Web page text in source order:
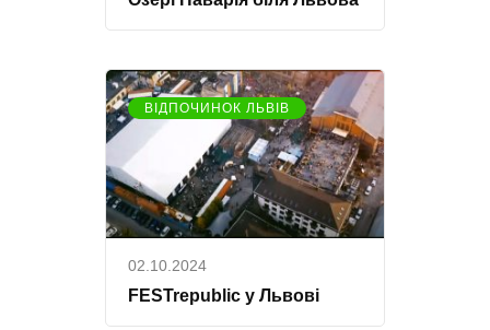
ВІДПОЧИНОК ЛЬВІВ
02.10.2024
FESTrepublic у Львові